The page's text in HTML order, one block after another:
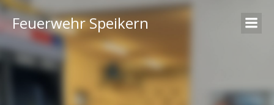
Feuerwehr Speikern